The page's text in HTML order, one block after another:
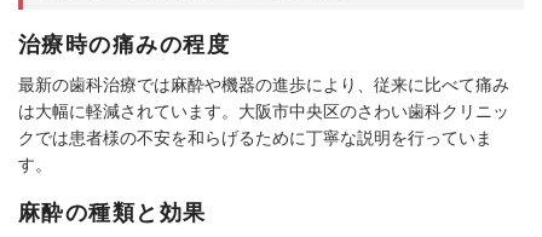
治療時の痛みの程度
最新の歯科治療では麻酔や機器の進歩により、従来に比べて痛み
は大幅に軽減されています。大阪市中央区のさわい歯科クリニッ
クでは患者様の不安を和らげるために丁寧な説明を行っていま
す。
麻酔の種類と効果